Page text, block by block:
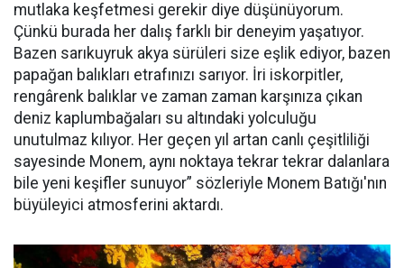
mutlaka keşfetmesi gerekir diye düşünüyorum.
Çünkü burada her dalış farklı bir deneyim yaşatıyor.
Bazen sarıkuyruk akya sürüleri size eşlik ediyor, bazen
papağan balıkları etrafınızı sarıyor. İri iskorpitler,
rengârenk balıklar ve zaman zaman karşınıza çıkan
deniz kaplumbağaları su altındaki yolculuğu
unutulmaz kılıyor. Her geçen yıl artan canlı çeşitliliği
sayesinde Monem, aynı noktaya tekrar tekrar dalanlara
bile yeni keşifler sunuyor” sözleriyle Monem Batığı'nın
büyüleyici atmosferini aktardı.